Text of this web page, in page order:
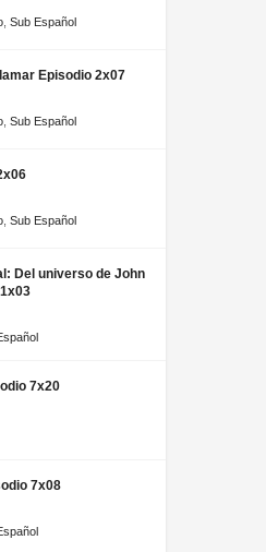
Sub Español
Episodio 2x07
Sub Español
Sub Español
Del universo de John
7x20
7x08